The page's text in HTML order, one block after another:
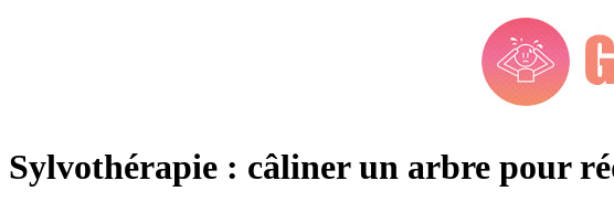
Sylvothérapie : câliner un arbre pour